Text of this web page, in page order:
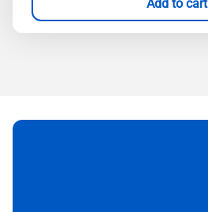
Add to cart